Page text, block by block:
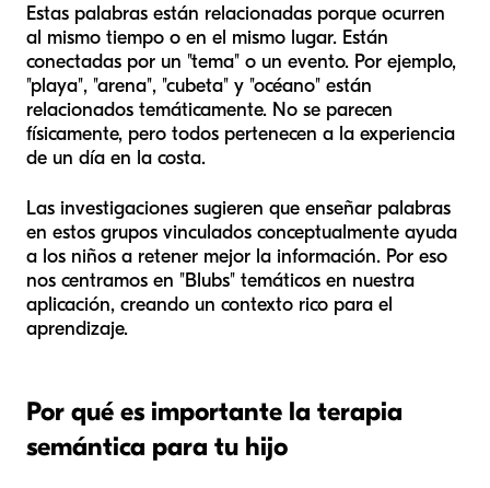
Estas palabras están relacionadas porque ocurren
al mismo tiempo o en el mismo lugar. Están
conectadas por un "tema" o un evento. Por ejemplo,
"playa", "arena", "cubeta" y "océano" están
relacionados temáticamente. No se parecen
físicamente, pero todos pertenecen a la experiencia
de un día en la costa.
Las investigaciones sugieren que enseñar palabras
en estos grupos vinculados conceptualmente ayuda
a los niños a retener mejor la información. Por eso
nos centramos en "Blubs" temáticos en nuestra
aplicación, creando un contexto rico para el
aprendizaje.
Por qué es importante la terapia
semántica para tu hijo